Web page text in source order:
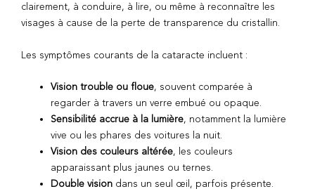
clairement, à conduire, à lire, ou même à reconnaître les
visages à cause de la perte de transparence du cristallin.
Les symptômes courants de la cataracte incluent :
Vision trouble ou floue, souvent comparée à
regarder à travers un verre embué ou opaque.
Sensibilité accrue à la lumière, notamment la lumière
vive ou les phares des voitures la nuit.
Vision des couleurs altérée, les couleurs
apparaissant plus jaunes ou ternes.
Double vision dans un seul œil, parfois présente.